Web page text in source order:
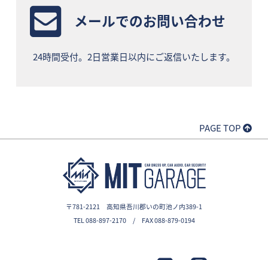
メールでのお問い合わせ
24時間受付。2日営業日以内にご返信いたします。
PAGE TOP
〒781-2121 高知県吾川郡いの町池ノ内389-1
TEL 088-897-2170 / FAX 088-879-0194